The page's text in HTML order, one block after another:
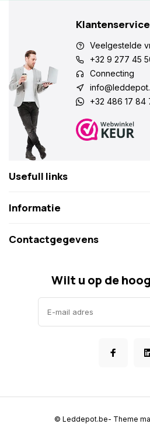
Klantenservice
Veelgestelde
+32 9 277 45
Connecting
+32 486 17 84
Usefull links
Informatie
Contactgegevens
Wilt u op de
© Leddepot.be- Theme